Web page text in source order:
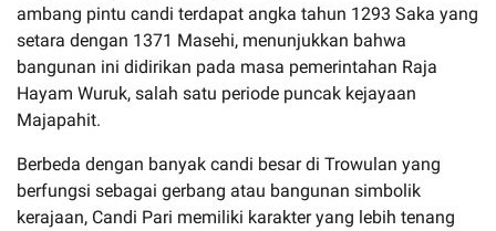
ambang pintu candi terdapat angka tahun 1293 Saka yang
setara dengan 1371 Masehi, menunjukkan bahwa
bangunan ini didirikan pada masa pemerintahan Raja
Hayam Wuruk, salah satu periode puncak kejayaan
Majapahit.
Berbeda dengan banyak candi besar di Trowulan yang
berfungsi sebagai gerbang atau bangunan simbolik
kerajaan, Candi Pari memiliki karakter yang lebih tenang